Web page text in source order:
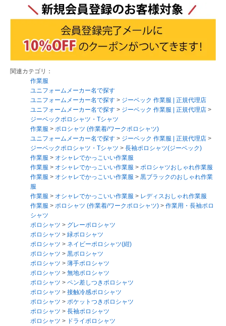
関連カテゴリ：
作業服
ユニフォームメーカー名で探す
ユニフォームメーカー名で探す > ジーベック 作業服 | 正規代理店
ユニフォームメーカー名で探す > ジーベック 作業服 | 正規代理店 >
ジーベックポロシャツ・Tシャツ
作業服 > ポロシャツ (作業着/ワークポロシャツ)
ユニフォームメーカー名で探す > ジーベック 作業服 | 正規代理店 >
ジーベックポロシャツ・Tシャツ > 長袖ポロシャツ(ジーベック)
作業服 > オシャレでかっこいい作業服
作業服 > オシャレでかっこいい作業服 > ポロシャツおしゃれ作業服
作業服 > オシャレでかっこいい作業服 > 黒ブラックのおしゃれ作業
服
作業服 > オシャレでかっこいい作業服 > レディスおしゃれ作業服
作業服 > ポロシャツ (作業着/ワークポロシャツ) > 作業用・長袖ポロ
シャツ
ポロシャツ > グレーポロシャツ
ポロシャツ > 緑ポロシャツ
ポロシャツ > ネイビーポロシャツ(紺)
ポロシャツ > 黒ポロシャツ
ポロシャツ > 薄手ポロシャツ
ポロシャツ > 無地ポロシャツ
ポロシャツ > ペン差しつきポロシャツ
ポロシャツ > 接触冷感ポロシャツ
ポロシャツ > ポケットつきポロシャツ
ポロシャツ > 長袖ポロシャツ
ポロシャツ > ドライポロシャツ